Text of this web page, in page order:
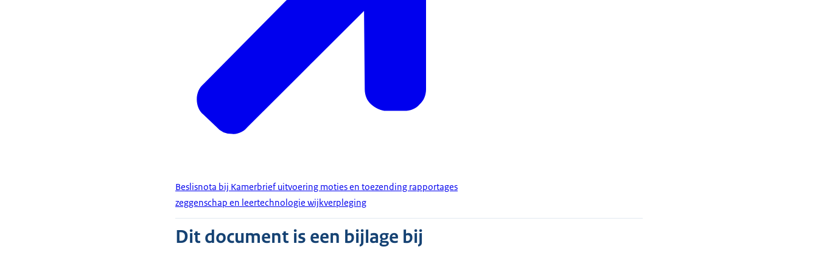
Beslisnota bij Kamerbrief uitvoering moties en toezending rapportages
zeggenschap en leertechnologie wijkverpleging
Dit document is een bijlage bij